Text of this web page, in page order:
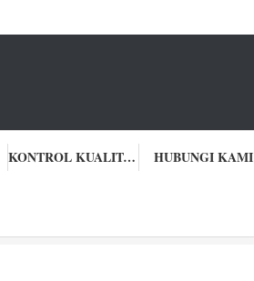
KONTROL KUALITAS HUBUNGI KAMI